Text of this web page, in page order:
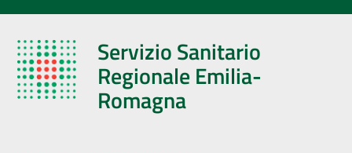
Servizio Sanitario
Regionale Emilia-
Romagna